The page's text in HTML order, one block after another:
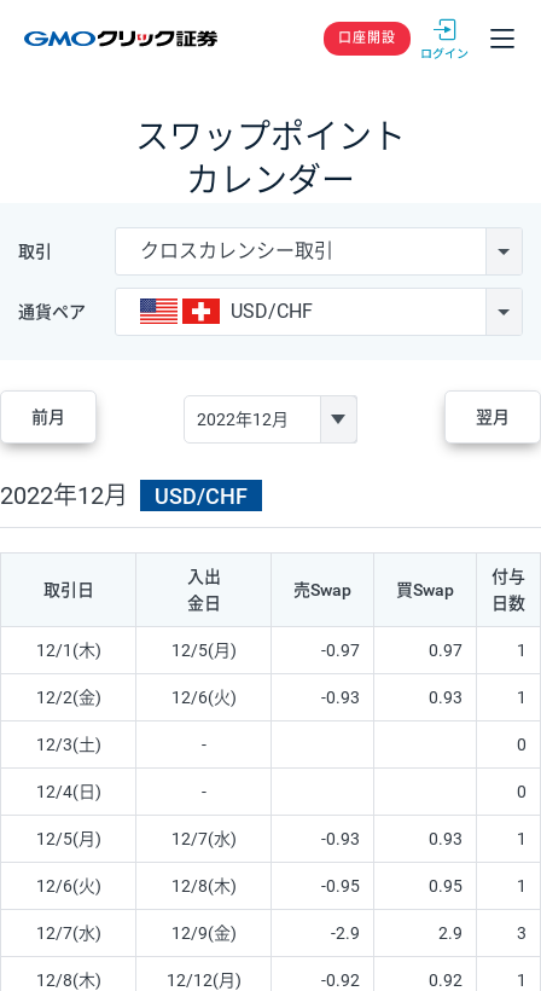
GMOクリック
口座開設
スワップポイント
カレンダー
取引 クロスカレンシー取引
通貨ペア USD/CHF
前月 翌月
2022年12月 USD/CHF
取引日
入出
金日
売Swap 買Swap
付与
日数
12/1(木) 12/5(月) -0.97 0.97 1
12/2(金) 12/6(火) -0.93 0.93 1
12/3(土) - 0
12/4(日) - 0
12/5(月) 12/7(水) -0.93 0.93 1
12/6(火) 12/8(木) -0.95 0.95 1
12/7(水) 12/9(金) -2.9 2.9 3
12/8(木) 12/12(月) -0.92 0.92 1